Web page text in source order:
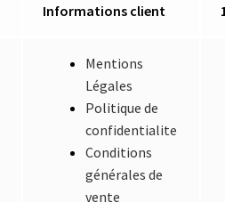
Informations client
Mentions
Légales
Politique de
confidentialite
Conditions
générales de
vente